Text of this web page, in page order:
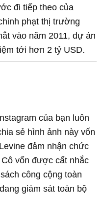
đi tiếp theo của
phạt thị trường
vào năm 2011, dự án
tới hơn 2 tỷ USD.
của bạn luôn
sẻ hình ảnh này vốn
đảm nhận chức
vốn được cất nhắc
công cộng toàn
giám sát toàn bộ